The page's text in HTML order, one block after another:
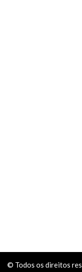
© Todos os direitos